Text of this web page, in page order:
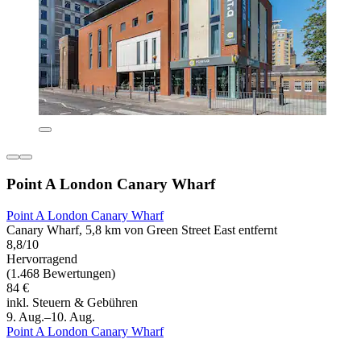
Point A London Canary Wharf
Point A London Canary Wharf
Canary Wharf, 5,8 km von Green Street East entfernt
8,8/10
Hervorragend
(1.468 Bewertungen)
84 €
inkl. Steuern & Gebühren
9. Aug.–10. Aug.
Point A London Canary Wharf